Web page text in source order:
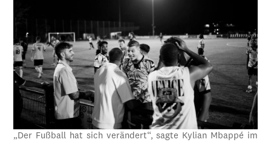
„Der Fußball hat sich verändert“, sagte Kylian Mbappé im